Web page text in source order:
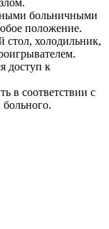
больничными
положение.
стол, холодильник,
доступ к
в соответствии с